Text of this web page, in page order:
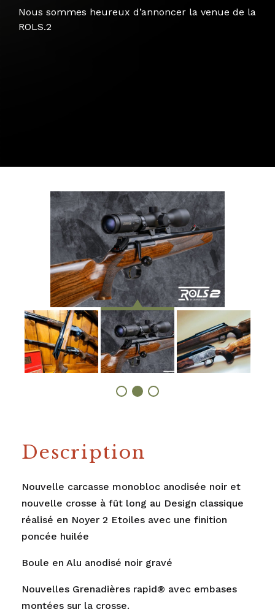
Nous sommes heureux d’annoncer la venue de la
ROLS.2
Description
Nouvelle carcasse monobloc anodisée noir et
nouvelle crosse à fût long au Design classique
réalisé en Noyer 2 Etoiles avec une finition
poncée huilée
Boule en Alu anodisé noir gravé
Nouvelles Grenadières rapid® avec embases
montées sur la crosse.